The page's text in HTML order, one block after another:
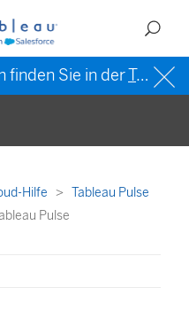
finden Sie in derTableau-Hilfe in englischer Sprache (US)
Hilfe
Tableau Pulse
Pulse